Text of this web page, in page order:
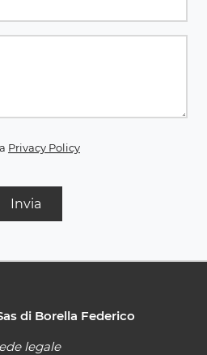
Privacy Policy
Invia
di Borella Federico
legale